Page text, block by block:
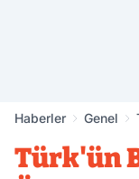
Haberler Genel
Türk'ün